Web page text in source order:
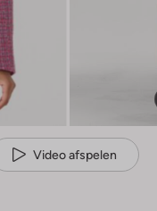
Video afspelen